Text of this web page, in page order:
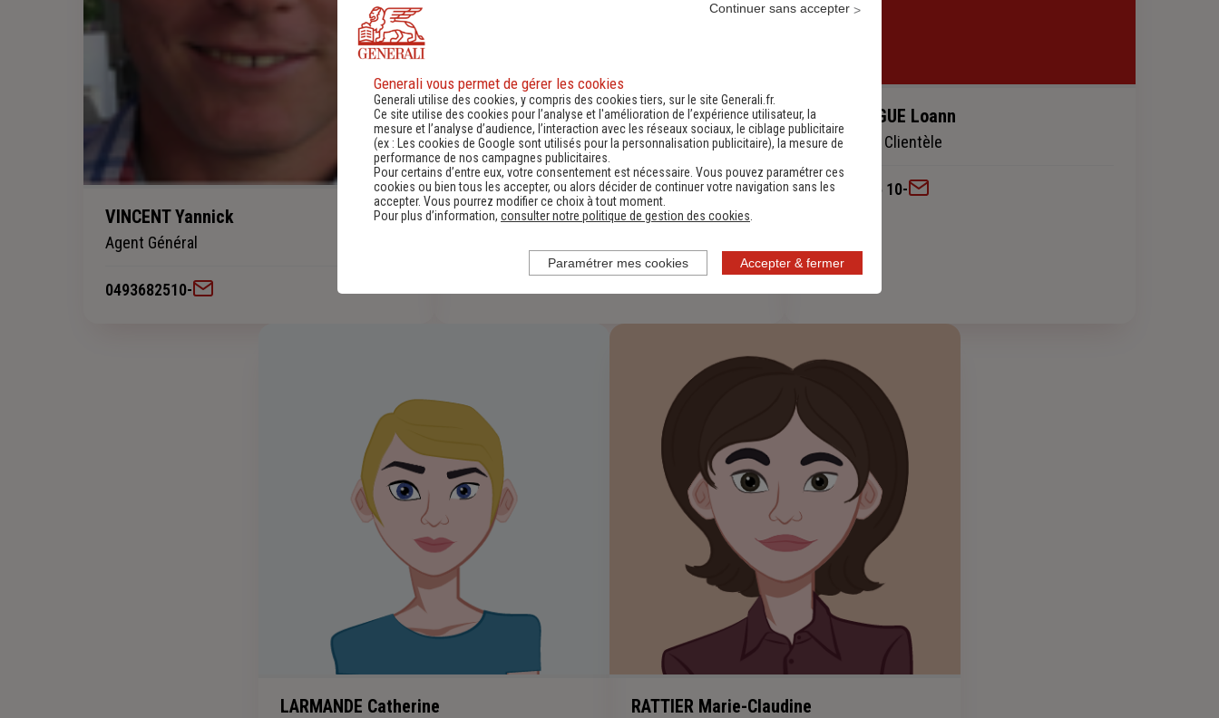
VINCENT Yannick
Agent Général
0493682510-
GANIVET Mona-Pia
Indemnisation
0693682510-
AKENDENGUE Loann
Chargée de Clientèle
04 93 68 25 10-
LARMANDE Catherine RATTIER Marie-Claudine
Generali vous permet de gérer les cookies
Generali utilise des cookies, y compris des cookies tiers, sur le site Generali.fr.
Ce site utilise des cookies pour l’analyse et l'amélioration de l’expérience utilisateur, la
mesure et l’analyse d’audience, l’interaction avec les réseaux sociaux, le ciblage publicitaire
(ex :
Les cookies de Google sont utilisés pour la personnalisation publicitaire), la mesure de
performance de nos campagnes publicitaires.
Pour certains d’entre eux, votre consentement est nécessaire. Vous pouvez paramétrer ces
cookies ou bien tous les accepter, ou alors décider de continuer votre navigation sans les
accepter. Vous pourrez modifier ce choix à tout moment.
Pour plus d’information, consulter notre politique de gestion des cookies
Accepter & fermer
Continuer sans accepter
Paramétrer mes cookies